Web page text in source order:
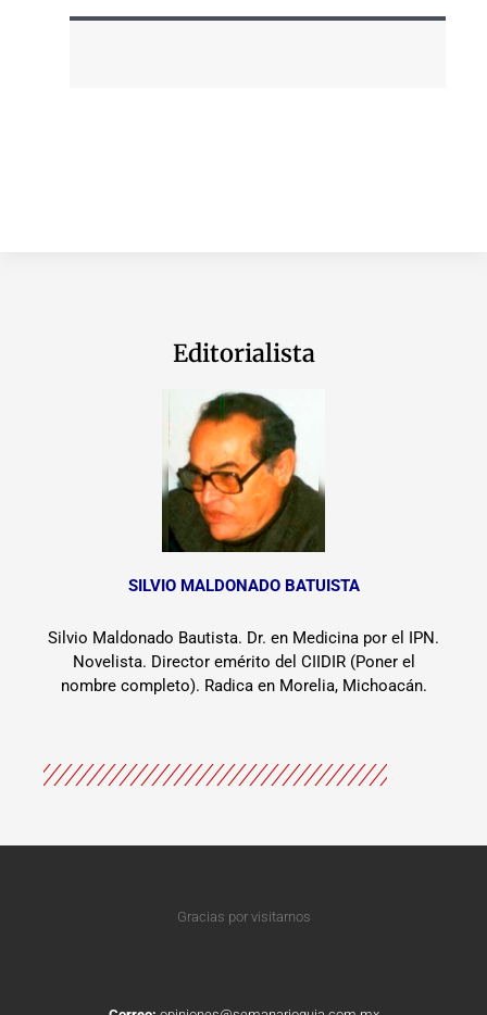
Editorialista
SILVIO MALDONADO BATUISTA
Silvio Maldonado Bautista. Dr. en Medicina por el IPN.
Novelista. Director emérito del CIIDIR (Poner el
nombre completo). Radica en Morelia, Michoacán.
Gracias por visitarnos